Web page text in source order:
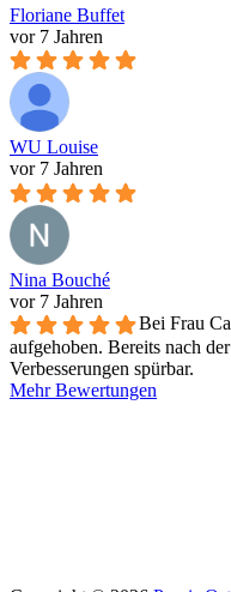
Floriane Buffet
vor 7 Jahren
WU Louise
vor 7 Jahren
Nina Bouché
vor 7 Jahren
Bei Frau
aufgehoben. Bereits nach
Verbesserungen spürbar.
Mehr Bewertungen